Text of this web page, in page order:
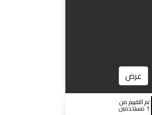
عرض
تم التقييم من
1 مستخدمين